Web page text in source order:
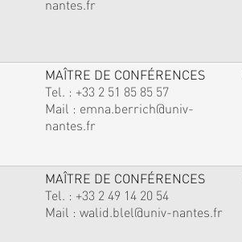
nantes.fr
MAÎTRE DE CONFÉRENCES
Tel. : +33 2 51 85 85 57
Mail : emna.berrich@univ-
nantes.fr
MAÎTRE DE CONFÉRENCES
Tel. : +33 2 49 14 20 54
Mail : walid.blel@univ-nantes.fr